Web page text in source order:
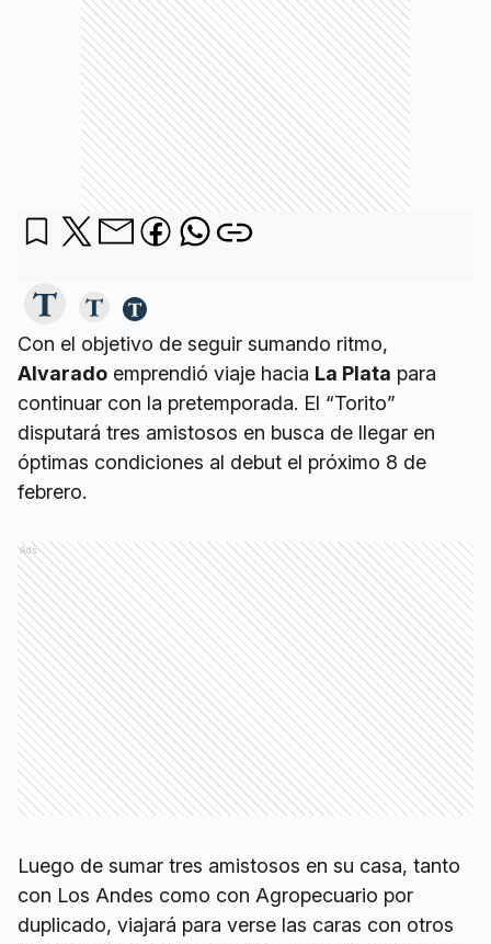
Con el objetivo de seguir sumando ritmo,
Alvarado emprendió viaje hacia La Plata para
continuar con la pretemporada. El “Torito”
disputará tres amistosos en busca de llegar en
óptimas condiciones al debut el próximo 8 de
febrero.
Ads
Luego de sumar tres amistosos en su casa, tanto
con Los Andes como con Agropecuario por
duplicado, viajará para verse las caras con otros